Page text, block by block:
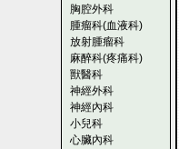
胸腔外科
腫瘤科(血液科)
放射腫瘤科
麻醉科(疼痛科)
獸醫科
神經外科
神經內科
小兒科
心臟內科